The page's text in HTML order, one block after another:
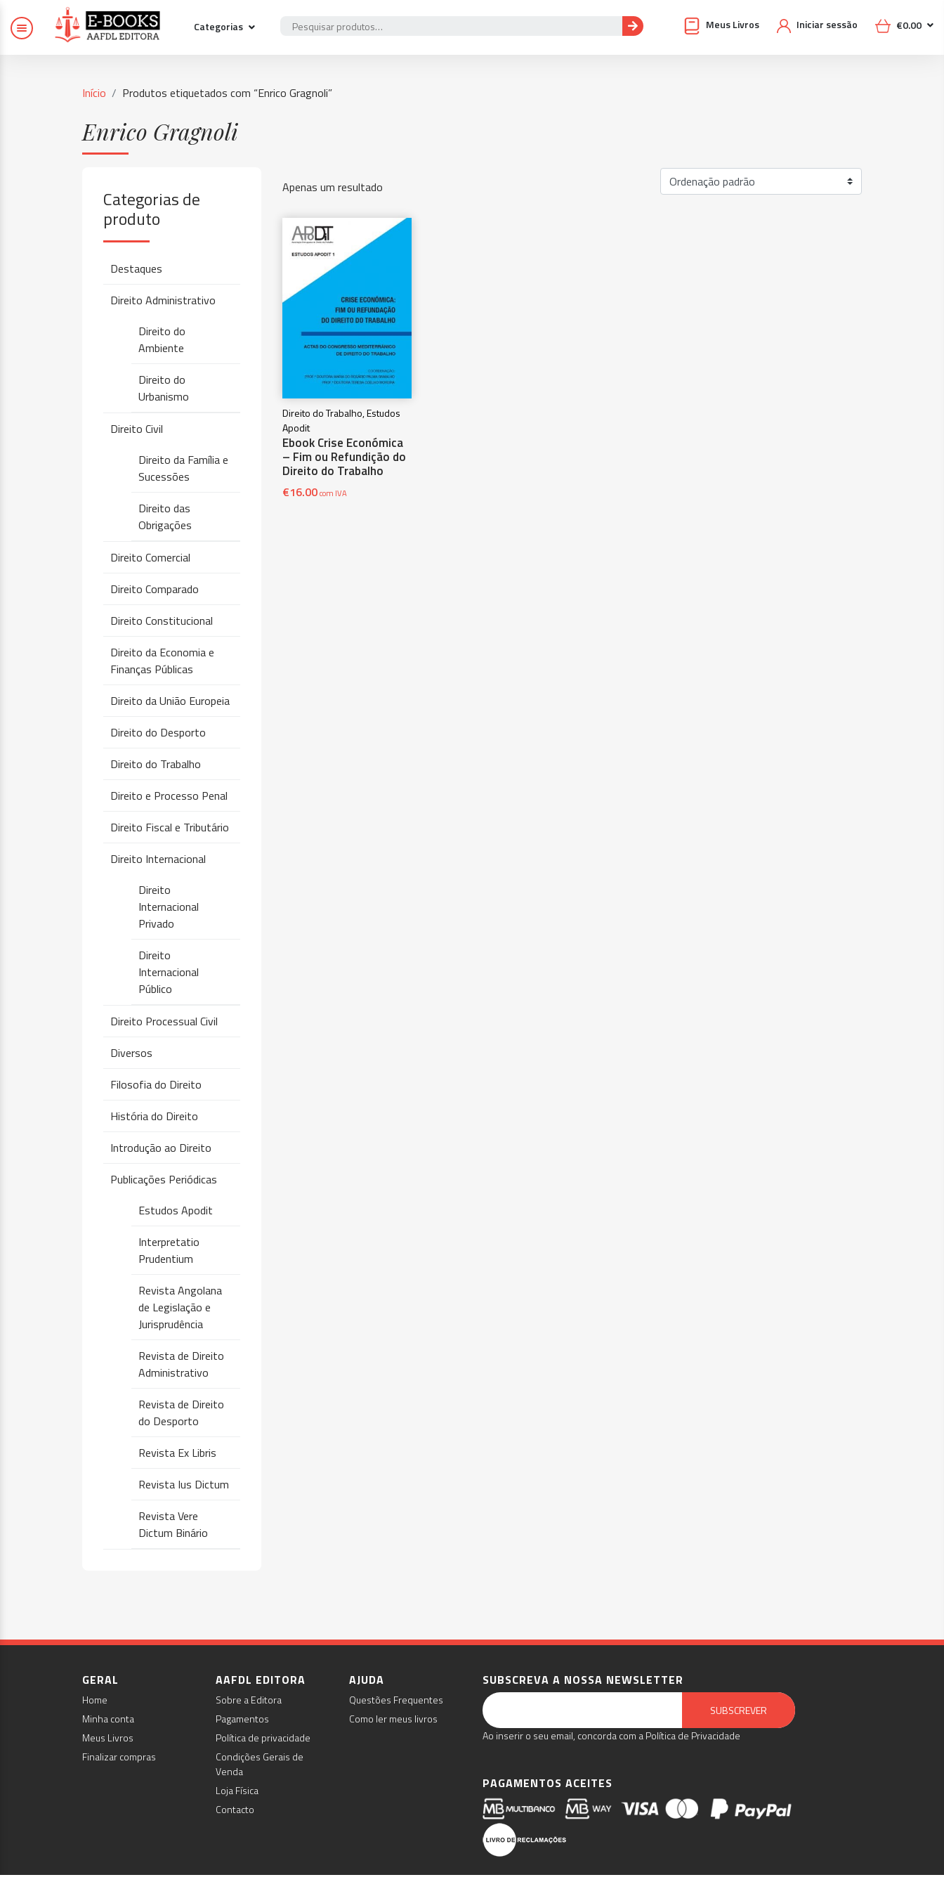
Categorias Meus Livros Iniciar sessão €0.00
Início Produtos etiquetados com “Enrico Gragnoli”
Enrico Gragnoli
Categorias de
produto
Destaques
Direito Administrativo
Direito do
Ambiente
Direito do
Urbanismo
Direito Civil
Direito da Família e
Sucessões
Direito das
Obrigações
Direito Comercial
Direito Comparado
Direito Constitucional
Direito da Economia e
Finanças Públicas
Direito da União Europeia
Direito do Desporto
Direito do Trabalho
Direito e Processo Penal
Direito Fiscal e Tributário
Direito Internacional
Direito
Internacional
Privado
Direito
Internacional
Público
Direito Processual Civil
Diversos
Filosofia do Direito
História do Direito
Introdução ao Direito
Publicações Periódicas
Estudos Apodit
Interpretatio
Prudentium
Revista Angolana
de Legislação e
Jurisprudência
Revista de Direito
Administrativo
Revista de Direito
do Desporto
Revista Ex Libris
Revista Ius Dictum
Revista Vere
Dictum Binário
Apenas um resultado
Direito do Trabalho, Estudos
Apodit
Ebook Crise Económica
– Fim ou Refundição do
Direito do Trabalho
€16.00com IVA
GERAL
Home
Minha conta
Meus Livros
Finalizar compras
AAFDL EDITORA
Sobre a Editora
Pagamentos
Política de privacidade
Condições Gerais de
Venda
Loja Física
Contacto
AJUDA
Questões Frequentes
Como ler meus livros
SUBSCREVA A NOSSA NEWSLETTER
SUBSCREVER
Email Marketing by E-goi
Ao inserir o seu email, concorda com a Política de Privacidade
PAGAMENTOS ACEITES